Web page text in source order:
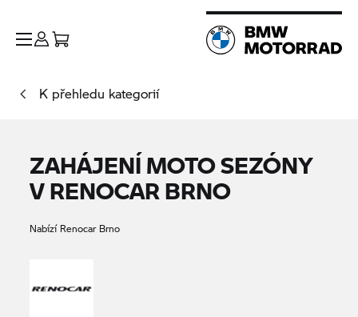
K přehledu kategorií
ZAHÁJENÍ MOTO SEZÓNY
V RENOCAR BRNO
Nabízí Renocar Brno